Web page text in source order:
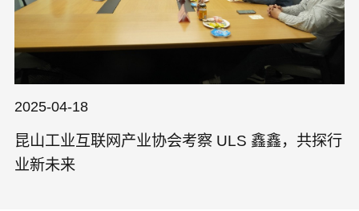
2025-04-18
昆山工业互联网产业协会考察 ULS 鑫鑫，共探行
业新未来